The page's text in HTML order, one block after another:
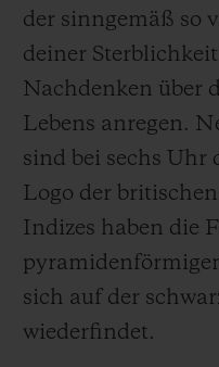
der sinngemäß so
deiner
Nachdenken über
Lebens anregen.
sind bei sechs
Logo der
Indizes haben die
sich auf der
wiederfindet.